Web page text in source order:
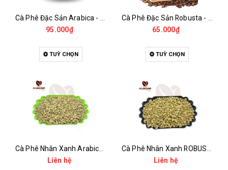
95.000₫
TUỲ CHỌN
65.000₫
TUỲ CHỌN
Liên hệ
Liên hệ